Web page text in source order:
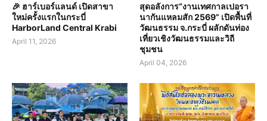
🎉 ฮาร์เบอร์แลนด์ เปิดสาขา
ใหม่ครั้งแรกในกระบี่
HarborLand Central Krabi
April 11, 2026
สุดอลังการ“งานเทศกาลเปอรา
นากันแหลมสัก 2569” เปิดพื้นที่
วัฒนธรรม จ.กระบี่ ผลักดันท่อง
เที่ยวเชิงวัฒนธรรมและวิถี
ชุมชน
April 04, 2026